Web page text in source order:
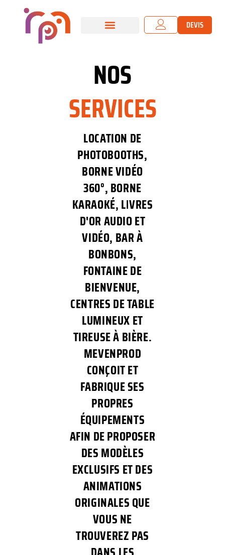
DEVIS
NOS
SERVICES
LOCATION DE
PHOTOBOOTHS,
BORNE VIDÉO
360°, BORNE
KARAOKÉ, LIVRES
D'OR AUDIO ET
VIDÉO, BAR À
BONBONS,
FONTAINE DE
BIENVENUE,
CENTRES DE TABLE
LUMINEUX ET
TIREUSE À BIÈRE.
MEVENPROD
CONÇOIT ET
FABRIQUE SES
PROPRES
ÉQUIPEMENTS
AFIN DE PROPOSER
DES MODÈLES
EXCLUSIFS ET DES
ANIMATIONS
ORIGINALES QUE
VOUS NE
TROUVEREZ PAS